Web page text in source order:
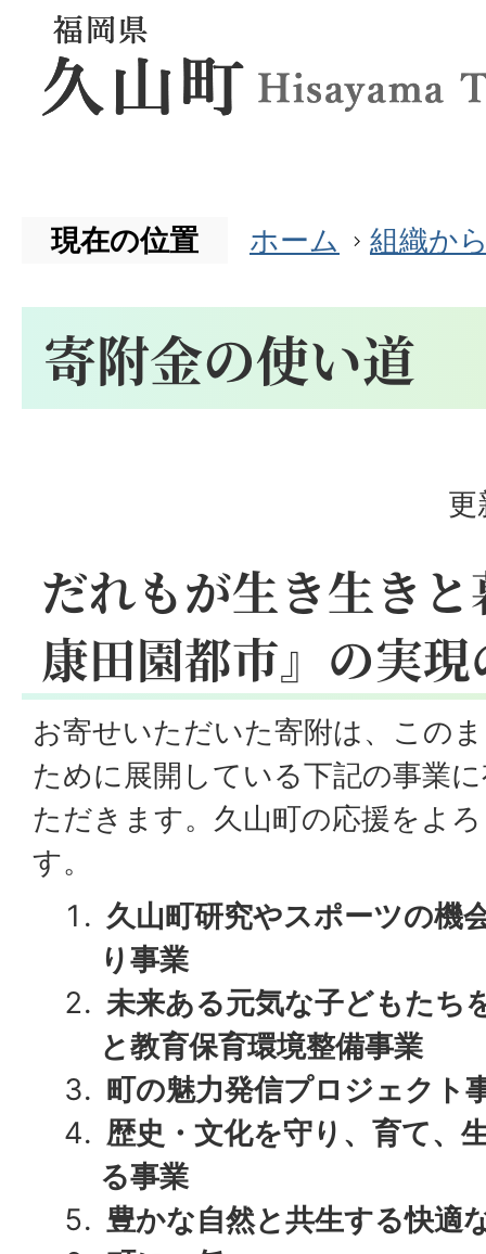
現在の位置 ホーム 組織か
寄附金の使い道
更
だれもが生き生き
康田園都市』の実
お寄せいただいた寄附は、この
ために展開している下記の事業
ただきます。久山町の応援をよ
す。
久山町研究やスポーツの機
り事業
未来ある元気な子どもたち
と教育保育環境整備事業
町の魅力発信プロジェクト
歴史・文化を守り、育て、
る事業
豊かな自然と共生する快適